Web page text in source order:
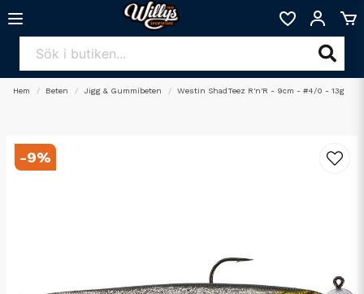
Hem Beten Jigg & Gummibeten Westin ShadTeez R'n'R - 9cm - #4/0 - 13g
-9%